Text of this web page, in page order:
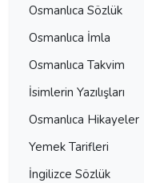
Osmanlıca Sözlük
Osmanlıca İmla
Osmanlıca Takvim
İsimlerin Yazılışları
Osmanlıca Hikayeler
Yemek Tarifleri
İngilizce Sözlük